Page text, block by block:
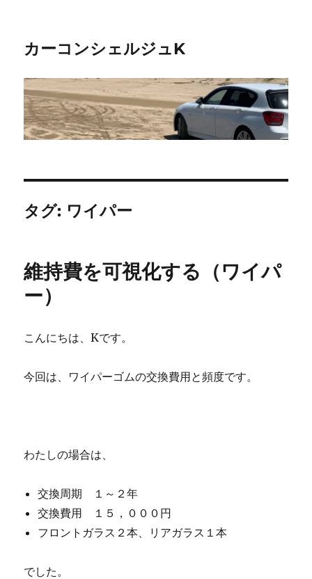
カーコンシェルジュK
タグ: ワイパー
維持費を可視化する（ワイパ
ー）
こんにちは、Kです。
今回は、ワイパーゴムの交換費用と頻度です。
わたしの場合は、
交換周期 １～２年
交換費用 １５，０００円
フロントガラス２本、リアガラス１本
でした。